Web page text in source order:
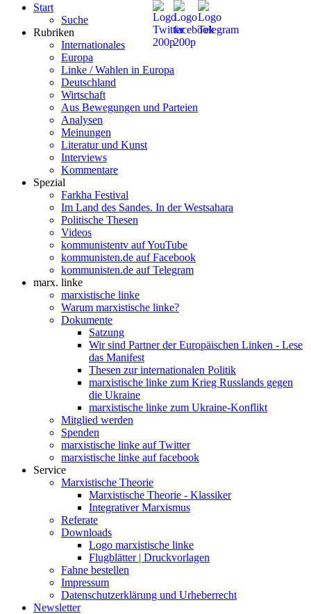
Start
Suche
Rubriken
Internationales
Europa
Linke / Wahlen in Europa
Deutschland
Wirtschaft
Aus Bewegungen und Parteien
Analysen
Meinungen
Literatur und Kunst
Interviews
Kommentare
Spezial
Farkha Festival
Im Land des Sandes. In der Westsahara
Politische Thesen
Videos
kommunistentv auf YouTube
kommunisten.de auf Facebook
kommunisten.de auf Telegram
marx. linke
marxistische linke
Warum marxistische linke?
Dokumente
Satzung
Wir sind Partner der Europäischen Linken - Lese
das Manifest
Thesen zur internationalen Politik
marxistische linke zum Krieg Russlands gegen
die Ukraine
marxistische linke zum Ukraine-Konflikt
Mitglied werden
Spenden
marxistische linke auf Twitter
marxistische linke auf facebook
Service
Marxistische Theorie
Marxistische Theorie - Klassiker
Integrativer Marxismus
Referate
Downloads
Logo marxistische linke
Flugblätter | Druckvorlagen
Fahne bestellen
Impressum
Datenschutzerklärung und Urheberrecht
Newsletter